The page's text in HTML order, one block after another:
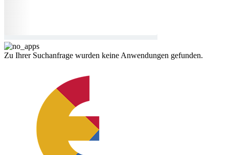
Zu Ihrer Suchanfrage wurden keine Anwendungen gefunden.